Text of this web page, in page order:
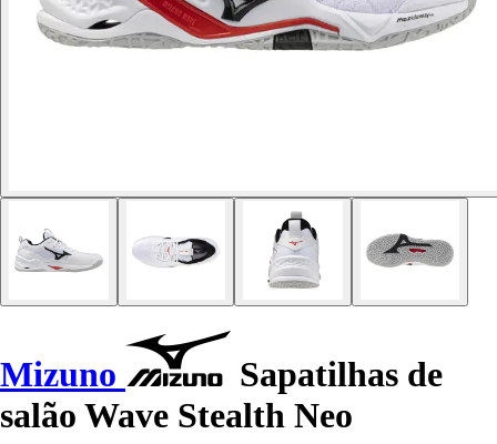
Mizuno
Sapatilhas de
salão Wave Stealth Neo